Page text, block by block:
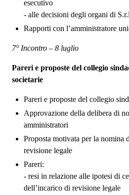
esecutivo
- alle decisioni degli organi di
Rapporti con l’amministratore
7° Incontro – 8 luglio
Pareri e proposte del collegio
societarie
Pareri e proposte del collegio
Approvazione della delibera di
amministratori
Proposta motivata per la nomina
revisione legale
Pareri:
- resi in relazione alle ipotesi di
dell’incarico di revisione legale